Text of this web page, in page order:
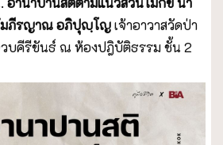
มภีรญาณอภิปุญฺโญเจ้าอาวาสวัดป่า
บคีรีขันธ์ ณ ห้องปฎิบัติธรรม ชั้น 2